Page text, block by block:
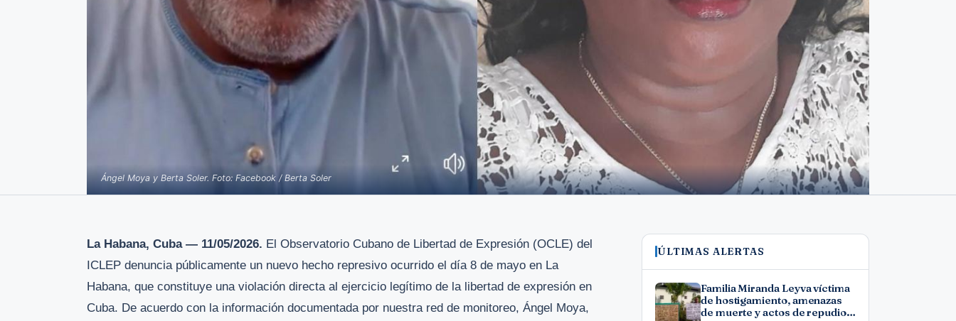
Ángel Moya y Berta Soler. Foto: Facebook / Berta Soler
La Habana, Cuba — 11/05/2026. El Observatorio Cubano de Libertad de Expresión (OCLE) del
ICLEP denuncia públicamente un nuevo hecho represivo ocurrido el día 8 de mayo en La
Habana, que constituye una violación directa al ejercicio legítimo de la libertad de expresión en
Cuba. De acuerdo con la información documentada por nuestra red de monitoreo, Ángel Moya,
ÚLTIMAS ALERTAS
Familia Miranda Leyva víctima
de hostigamiento, amenazas
de muerte y actos de repudio